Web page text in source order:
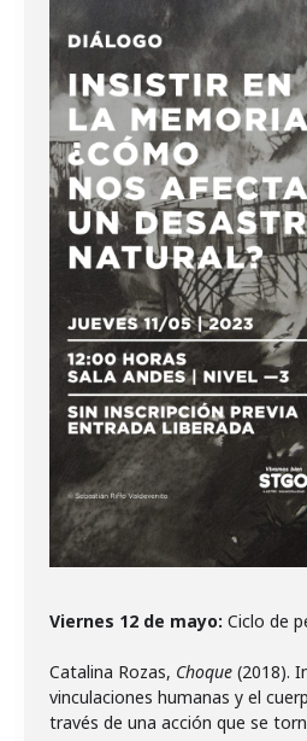
Viernes 12 de mayo: Ciclo de
Catalina Rozas, Choque (2018).
vinculaciones humanas y el
través de una acción que se